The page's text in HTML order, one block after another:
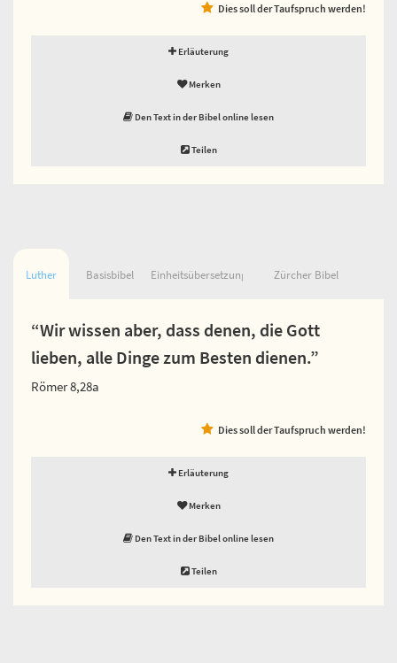
Dies soll der Taufspruch werden!
Erläuterung
Merken
Den Text in der Bibel online lesen
Teilen
Luther Basisbibel Einheitsübersetzung Zürcher Bibel
“Wir wissen aber, dass denen, die Gott
lieben, alle Dinge zum Besten dienen.”
Römer 8,28a
Dies soll der Taufspruch werden!
Erläuterung
Merken
Den Text in der Bibel online lesen
Teilen